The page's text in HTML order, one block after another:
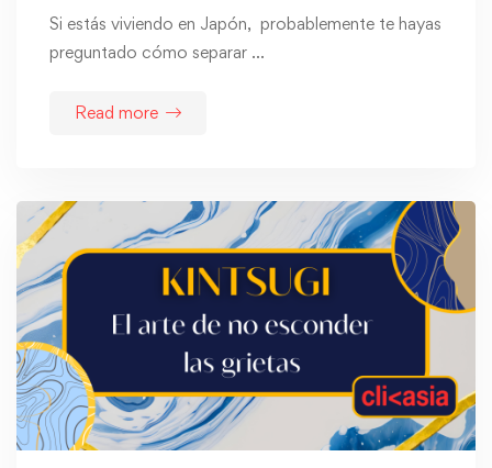
Si estás viviendo en Japón, probablemente te hayas
preguntado cómo separar …
Read more